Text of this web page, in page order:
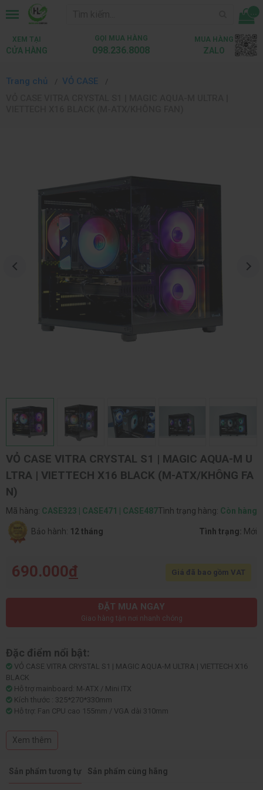
...
XEM TẠI
CỬA HÀNG
GỌI MUA HÀNG
098.236.8008
MUA HÀNG
ZALO
Trang chủ
VỎ CASE
VỎ CASE VITRA CRYSTAL S1 | MAGIC AQUA-M U
LTRA | VIETTECH X16 BLACK (M-ATX/KHÔNG FA
N)
Mã hàng: CASE323 | CASE471 | CASE487Tình trạng hàng: Còn hàng
Bảo hành: 12 tháng Tình trạng: Mới
690.000đ Giá đã bao gồm VAT
ĐẶT MUA NGAY
Giao hàng tận nơi nhanh chóng
Đặc điểm nổi bật:
VỎ CASE VITRA CRYSTAL S1 | MAGIC AQUA-M ULTRA | VIETTECH X16
BLACK
Hỗ trợ mainboard: M-ATX / Mini ITX
Kích thước : 325*270*330mm
Hỗ trợ: Fan CPU cao 155mm / VGA dài 310mm
Chưa bao gồm FAN
Xem thêm
Sản phẩm tương tự Sản phẩm cùng hãng